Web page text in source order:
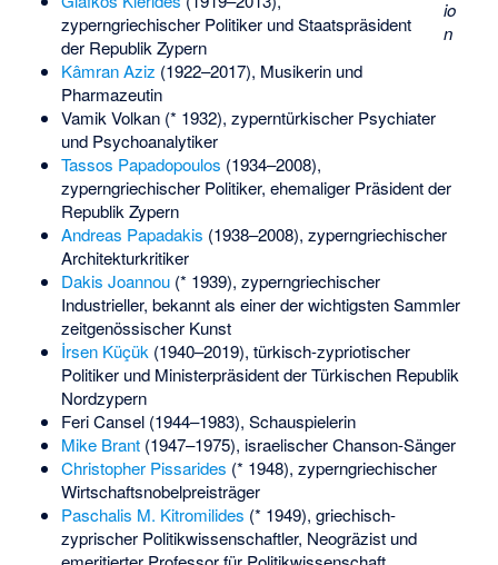
io
n
zyperngriechischer Politiker und Staatspräsident
der Republik Zypern
Kâmran Aziz (1922–2017), Musikerin und
Pharmazeutin
Vamik Volkan(* 1932), zyperntürkischer Psychiater
und Psychoanalytiker
Tassos Papadopoulos (1934–2008),
zyperngriechischer Politiker, ehemaliger Präsident der
Republik Zypern
Andreas Papadakis (1938–2008), zyperngriechischer
Architekturkritiker
Dakis Joannou(* 1939), zyperngriechischer
Industrieller, bekannt als einer der wichtigsten Sammler
zeitgenössischer Kunst
İrsen Küçük(1940–2019), türkisch-zypriotischer
Politiker und Ministerpräsident der Türkischen Republik
Nordzypern
Feri Cansel(1944–1983), Schauspielerin
Mike Brant(1947–1975), israelischer Chanson-Sänger
Christopher Pissarides (* 1948), zyperngriechischer
Wirtschaftsnobelpreisträger
Paschalis M. Kitromilides (* 1949), griechisch-
zyprischer Politikwissenschaftler, Neogräzist und